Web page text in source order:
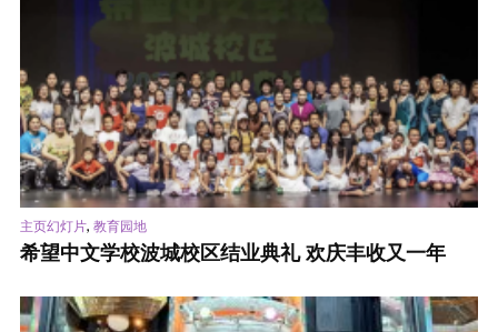
主页幻灯片, 教育园地
希望中文学校波城校区结业典礼 欢庆丰收又一年